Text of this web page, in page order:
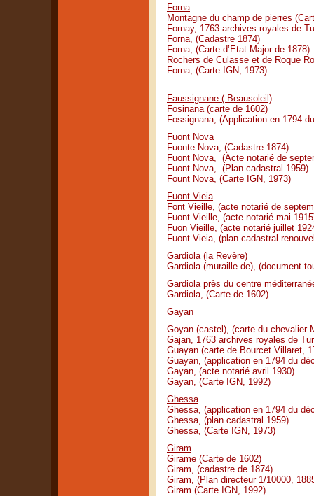
Forna
Montagne du champ de pierres
Fornay, 1763 archives royales de
Forna, (Cadastre 1874)
Forna, (Carte d’Etat Major de 1878)
Rochers de Culasse et de Roque
Forna, (Carte IGN, 1973)
Faussignane ( Beausoleil)
Fosinana (carte de 1602)
Fossignana, (Application en 1794
Fuont Nova
Fuonte Nova, (Cadastre 1874)
Fuont Nova, (Acte notarié de
Fuont Nova, (Plan cadastral 1959)
Fount Nova, (Carte IGN, 1973)
Fuont Vieia
Font Vieille, (acte notarié de
Fuont Vieille, (acte notarié mai
Fuon Vieille, (acte notarié juillet
Fuont Vieia, (plan cadastral
Gardiola (la Revère)
Gardiola (muraille de), (document
Gardiola près du centre
Gardiola, (Carte de 1602)
Gayan
Goyan (castel), (carte du chevalier
Gajan, 1763 archives royales de
Guayan (carte de Bourcet Villaret,
Guayan, (application en 1794 du
Gayan, (acte notarié avril 1930)
Gayan, (Carte IGN, 1992)
Ghessa
Ghessa, (application en 1794 du
Ghessa, (plan cadastral 1959)
Ghessa, (Carte IGN, 1973)
Giram
Girame (Carte de 1602)
Giram, (cadastre de 1874)
Giram, (Plan directeur 1/10000,
Giram (Carte IGN, 1992)